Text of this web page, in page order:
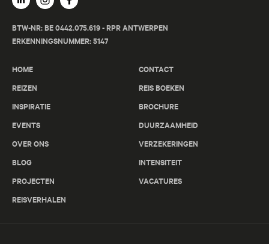
Peru Rondreis - 14 dagen
In het Spoor van de Inca's
Beleef de hoogtepunten van Peru: van wereldwonder
BTW-NR: BE 0442.075.619 - RPR ANTWERPEN
ERKENNINGSNUMMER: 5147
HOME
REIZEN
INSPIRATIE
EVENTS
OVER ONS
BLOG
PROJECTEN
REISVERHALEN
CONTACT
REIS BOEKEN
BROCHURE
DUURZAAMHEID
VERZEKERINGEN
INTENSITEIT
VACATURES